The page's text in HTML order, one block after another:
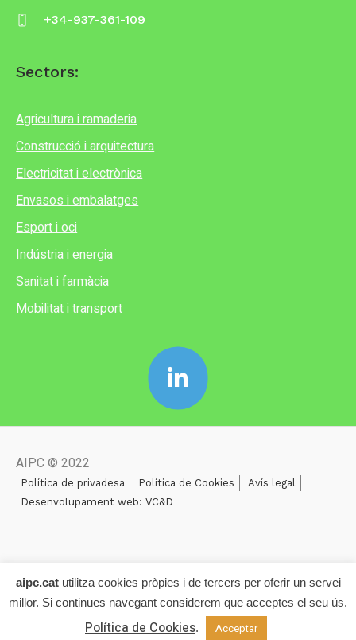
+34-937-361-109
Sectors:
Agricultura i ramaderia
Construcció i arquitectura
Electricitat i electrònica
Envasos i embalatges
Esport i oci
Indústria i energia
Sanitat i farmàcia
Mobilitat i transport
AIPC © 2022
Política de privadesa Política de Cookies
Avís legal
Desenvolupament web: VC&D
aipc.catutilitza cookies pròpies i de tercers per oferir un servei
millor. Si continues navegant considerem que acceptes el seu ús.
Política de Cookies. Acceptar